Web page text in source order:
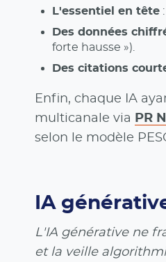
L'essentiel en tête
Des données
forte hausse »).
Des citations
Enfin, chaque IA
multicanale via
PR
selon le modèle
IA
L'IA générative ne
et la veille